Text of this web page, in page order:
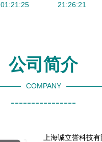
体验
01:21:25
三代升级与
21:26:21
公司简介
COMPANY
----------------
上海诚立誉科技